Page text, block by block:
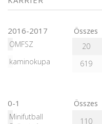
2016-2017 Összes
OMFSZ
20
kaminokupa
619
0-1 Összes
Minifutball
110